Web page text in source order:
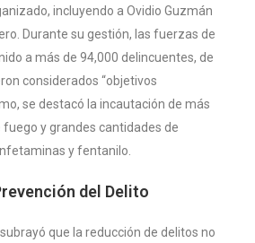
incluyendo a Ovidio Guzmán
Durante su gestión, las fuerzas de
a más de 94,000 delincuentes, de
considerados “objetivos
se destacó la incautación de más
fuego y grandes cantidades de
y fentanilo.
del Delito
que la reducción de delitos no